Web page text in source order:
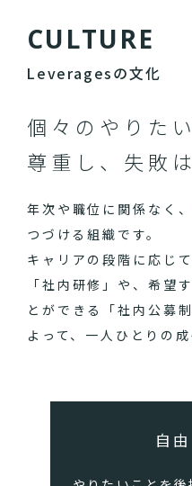
CULTURE
Leveragesの文化
個々のやりた
尊重し、失敗
年次や職位に関係なく
つづける組織です。
キャリアの段階に応じ
「社内研修」や、希望
とができる「社内公募
よって、一人ひとりの
自